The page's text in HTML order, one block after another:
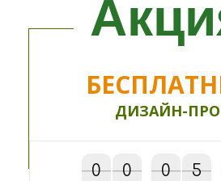
ДИЗАЙН-
0
0 0
0 0
0 5
5